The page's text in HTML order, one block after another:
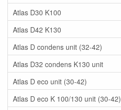
Atlas D30 K100
Atlas D42 K130
Atlas D condens unit (32-42)
Atlas D32 condens K130 unit
Atlas D eco unit (30-42)
Atlas D eco K 100/130 unit (30-42)